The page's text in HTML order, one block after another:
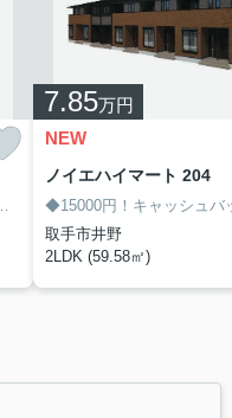
7.85万円
NEW
ノイエハイマート 204
取手市井野
2LDK (59.58㎡)